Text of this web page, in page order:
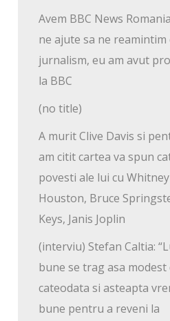
Avem BBC News
ne ajute sa ne reamintim
jurnalism, eu am avut
la BBC
(no title)
A murit Clive Davis si
am citit cartea va spun
povesti ale lui cu Whitney
Houston, Bruce
Keys, Janis Joplin
(interviu) Stefan Caltia:
bune se trag asa
cateodata si asteapta
bune pentru a reveni la